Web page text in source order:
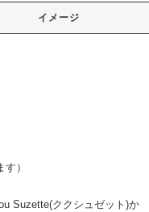
イメージ
）
Suzette(ククシュゼット)か